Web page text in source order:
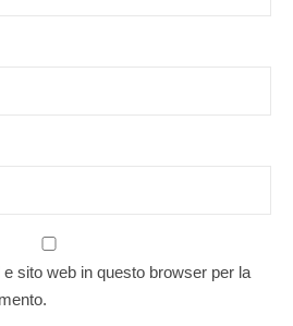
sito web in questo browser per la